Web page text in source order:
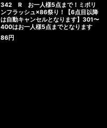
342 R お一人様5点まで！ミポリ
ンフラッシュ×86祭り！【6点目以降
は自動キャンセルとなります】301〜
400はお一人様5点までとなります
86円